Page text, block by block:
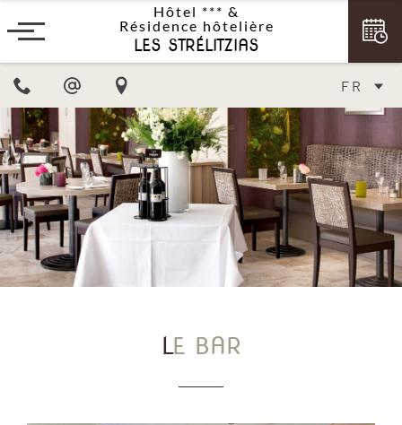
Hôtel *** &
Résidence hôtelière
LES STRÉLITZIAS
FR
LE BAR